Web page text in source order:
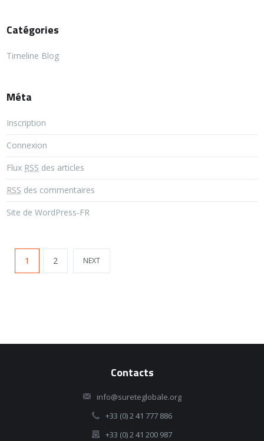
Catégories
Timeline Blog
Méta
Inscription
Connexion
Flux RSS des articles
RSS des commentaires
Site de WordPress-FR
1 2 NEXT
Contacts
info@sureteglobale.org
+33 (0) 2 41 777 886
+33 (0) 2 41 200 987